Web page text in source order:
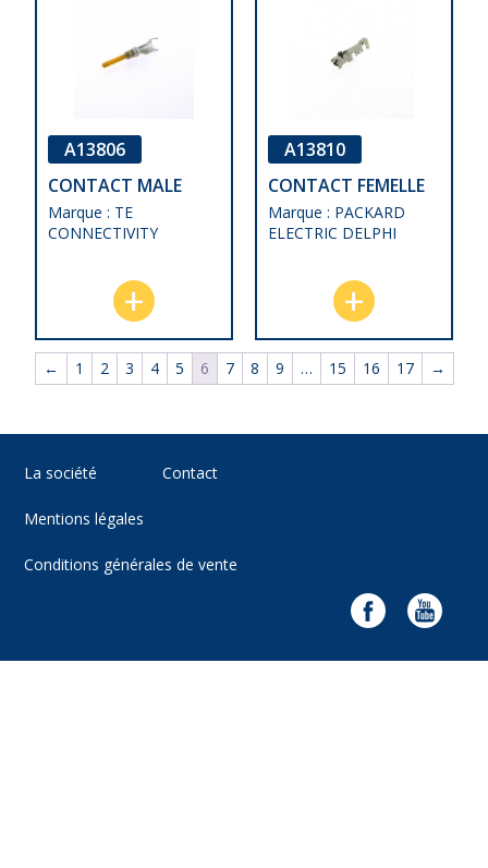
A13806
CONTACT MALE
Marque : TE
CONNECTIVITY
A13810
CONTACT FEMELLE
Marque : PACKARD
ELECTRIC DELPHI
← 1 2 3 4 5 6 7 8 9 … 15 16 17 →
La société Contact
Mentions légales
Conditions générales de vente